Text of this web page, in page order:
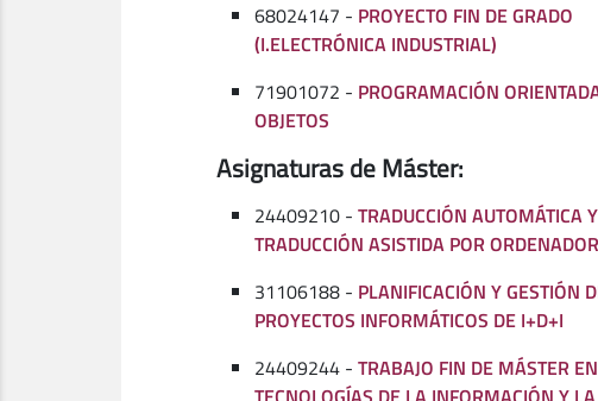
68024147 - PROYECTO FIN DE GRADO
(I.ELECTRÓNICA INDUSTRIAL)
71901072 - PROGRAMACIÓN
OBJETOS
Asignaturas de Máster:
24409210 - TRADUCCIÓN AUTOMÁTICA Y
TRADUCCIÓN ASISTIDA POR ORDENADOR
31106188 - PLANIFICACIÓN Y GESTIÓN
PROYECTOS INFORMÁTICOS DE I+D+I
24409244 - TRABAJO FIN DE MÁSTER EN